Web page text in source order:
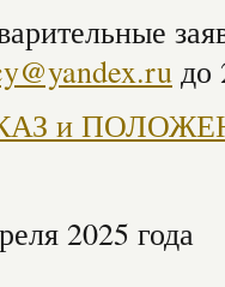
до
и
2025 года